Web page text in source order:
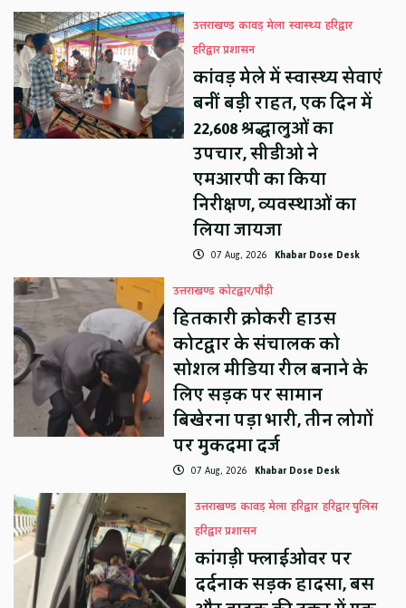
उत्तराखण्ड कावड़ मेला स्वास्थ्य हरिद्वार
हरिद्वार प्रशासन
कांवड़ मेले में स्वास्थ्य सेवाएं
बनीं बड़ी राहत, एक दिन में
22,608 श्रद्धालुओं का
उपचार, सीडीओ ने
एमआरपी का किया
निरीक्षण, व्यवस्थाओं का
लिया जायजा
07 Aug, 2026 Khabar Dose Desk
उत्तराखण्ड कोटद्वार/पौड़ी
हितकारी क्रोकरी हाउस
कोटद्वार के संचालक को
सोशल मीडिया रील बनाने के
लिए सड़क पर सामान
बिखेरना पड़ा भारी, तीन लोगों
पर मुकदमा दर्ज
07 Aug, 2026 Khabar Dose Desk
उत्तराखण्ड कावड़ मेला हरिद्वार हरिद्वार पुलिस
हरिद्वार प्रशासन
कांगड़ी फ्लाईओवर पर
दर्दनाक सड़क हादसा, बस